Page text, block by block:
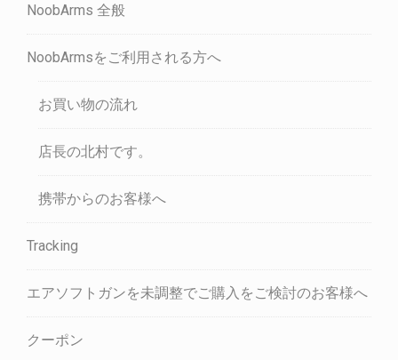
NoobArms 全般
NoobArmsをご利用される方へ
お買い物の流れ
店長の北村です。
携帯からのお客様へ
Tracking
エアソフトガンを未調整でご購入をご検討のお客様へ
クーポン